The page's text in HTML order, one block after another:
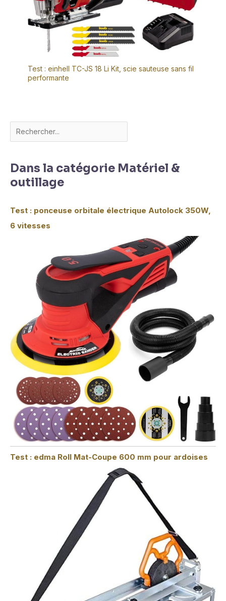
Test : einhell TC-JS 18 Li Kit, scie sauteuse sans fil
performante
Dans la catégorie Matériel &
outillage
Test : ponceuse orbitale électrique Autolock 350W,
6 vitesses
Test : edma Roll Mat-Coupe 600 mm pour ardoises